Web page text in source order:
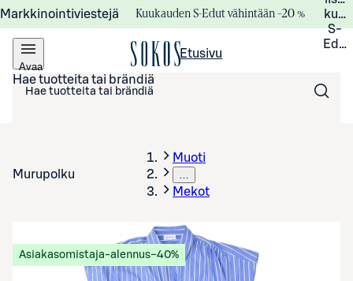
Markkinointiviestejä Kuukauden S-Edut vähintään –20 %
S-
Avaa
valikko
Etusivu
Hae tuotteita tai brändiä
Murupolku
Muoti
…
Mekot
Asiakasomistaja-alennus−40%